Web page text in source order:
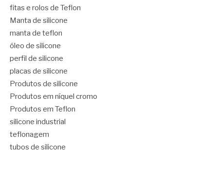
fitas e rolos de Teflon
Manta de silicone
manta de teflon
óleo de silicone
perfil de silicone
placas de silicone
Produtos de silicone
Produtos em níquel cromo
Produtos em Teflon
silicone industrial
teflonagem
tubos de silicone